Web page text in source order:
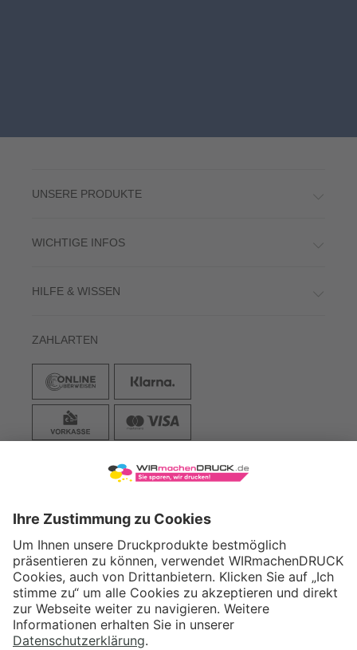
UNSERE PRODUKTE
WICHTIGE INFOS
HILFE & WISSEN
ZAHLARTEN
VERSAND